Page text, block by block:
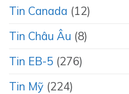
Tin Canada (12)
Tin Châu Âu (8)
Tin EB-5 (276)
Tin Mỹ (224)